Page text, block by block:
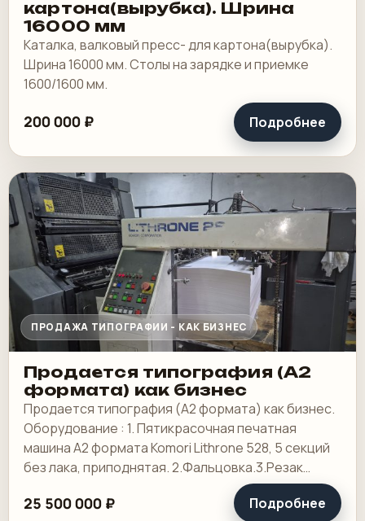
картона(вырубка). Шрина
16000 мм
Каталка, валковый пресс- для картона(вырубка).
Шрина 16000 мм. Столы на зарядке и приемке
1600/1600 мм.
200 000 ₽ Подробнее
ПРОДАЖА ТИПОГРАФИИ - КАК БИЗНЕС
Продается типография (А2
формата) как бизнес
Продается типография (А2 формата) как бизнес.
Оборудование : 1. Пятикрасочная печатная
машина А2 формата Komori Lithrone 528, 5 секций
без лака, приподнятая. 2.Фальцовка.3.Резак
4.КБС, 5. Ламинотор, СТР. Погрузчик.
25 500 000 ₽ Подробнее